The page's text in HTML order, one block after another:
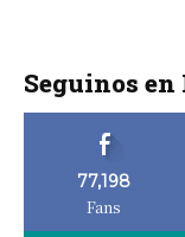
Seguinos en
77,198
Fans